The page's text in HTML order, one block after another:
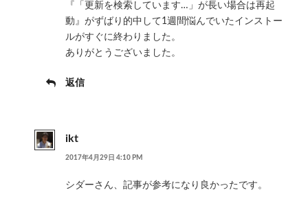
『「更新を検索しています…」が長い場合は再起
動』がずばり的中して1週間悩んでいたインストー
ルがすぐに終わりました。
ありがとうございました。
返信
ikt
2017年4月29日 4:10 PM
シダーさん、記事が参考になり良かったです。